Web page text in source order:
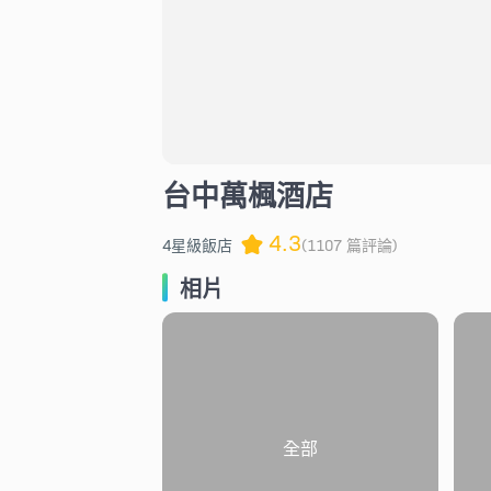
台中萬楓酒店
4星級飯店 4.3(1107 篇評論)
相片
全部